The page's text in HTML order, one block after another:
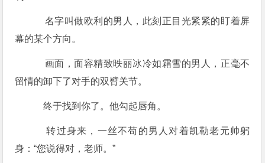
名字叫做欧利的男人，此刻正目光紧紧的盯着屏
幕的某个方向。
画面，面容精致昳丽冰冷如霜雪的男人，正毫不
留情的卸下了对手的双臂关节。
终于找到你了。他勾起唇角。
转过身来，一丝不苟的男人对着凯勒老元帅躬
身：“您说得对，老师。”